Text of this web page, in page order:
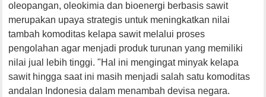
oleopangan, oleokimia dan bioenergi berbasis sawit
merupakan upaya strategis untuk meningkatkan nilai
tambah komoditas kelapa sawit melalui proses
pengolahan agar menjadi produk turunan yang memiliki
nilai jual lebih tinggi. "Hal ini mengingat minyak kelapa
sawit hingga saat ini masih menjadi salah satu komoditas
andalan Indonesia dalam menambah devisa negara.